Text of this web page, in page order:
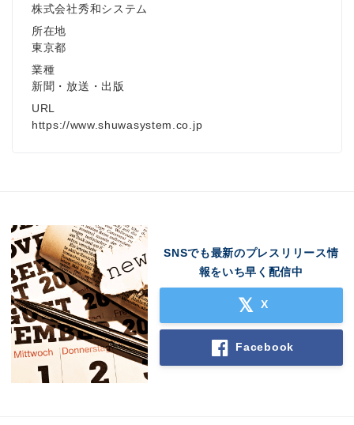
株式会社秀和システム
所在地
東京都
業種
新聞・放送・出版
URL
https://www.shuwasystem.co.jp
SNSでも最新のプレスリリース情
報をいち早く配信中
X
Facebook